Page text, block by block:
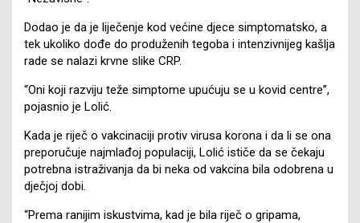
Dodao je da je liječenje kod većine djece simptomatsko, a
tek ukoliko dođe do produženih tegoba i intenzivnijeg kašlja
rade se nalazi krvne slike CRP.
“Oni koji razviju teže simptome upućuju se u kovid centre”,
pojasnio je Lolić.
Kada je riječ o vakcinaciji protiv virusa korona i da li se ona
preporučuje najmlađoj populaciji, Lolić ističe da se čekaju
potrebna istraživanja da bi neka od vakcina bila odobrena u
dječjoj dobi.
“Prema ranijim iskustvima, kad je bila riječ o gripama,